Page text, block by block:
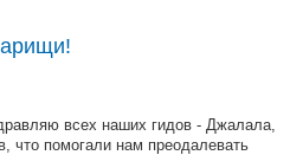
всех наших гидов - Джалала,
что помогали нам преодалевать